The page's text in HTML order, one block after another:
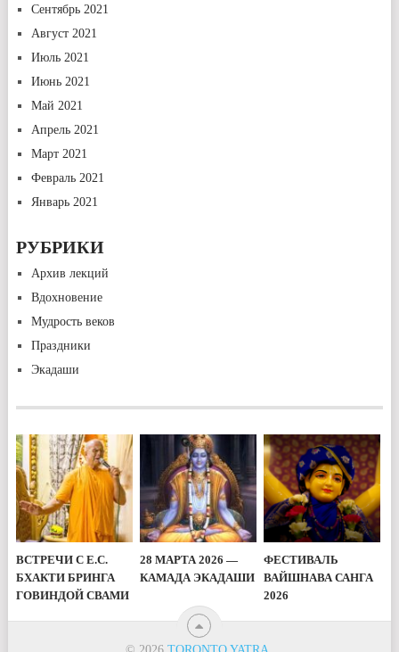
Сентябрь 2021
Август 2021
Июль 2021
Июнь 2021
Май 2021
Апрель 2021
Март 2021
Февраль 2021
Январь 2021
РУБРИКИ
Архив лекций
Вдохновение
Мудрость веков
Праздники
Экадаши
ВСТРЕЧИ С Е.С.
БХАКТИ БРИНГА
ГОВИНДОЙ СВАМИ
28 МАРТА 2026 —
КАМАДА ЭКАДАШИ
ФЕСТИВАЛЬ
ВАЙШНАВА САНГА
2026